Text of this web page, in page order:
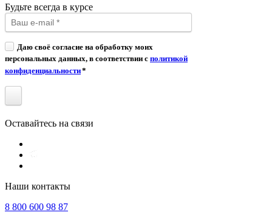
Будьте всегда в курсе
Даю своё согласие на обработку моих
персональных данных, в соответствии с политикой
конфиденциальности*
Оставайтесь на связи
Наши контакты
8 800 600 98 87